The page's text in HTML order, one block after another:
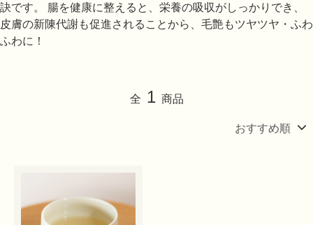
訣です。 腸を健康に整えると、栄養の吸収がしっかりでき、
皮膚の新陳代謝も促進されることから、毛艶もツヤツヤ・ふわ
ふわに！
全 1 商品